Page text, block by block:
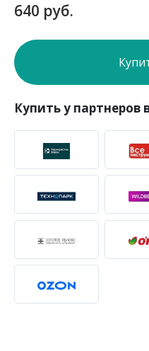
640 руб.
Купить у партнеров